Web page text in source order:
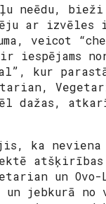
neēdu, bieži
ar izvēles
veicot
iespējams
kur
dažas,
ka neviena
atšķirības
un Ovo-
jebkurā no